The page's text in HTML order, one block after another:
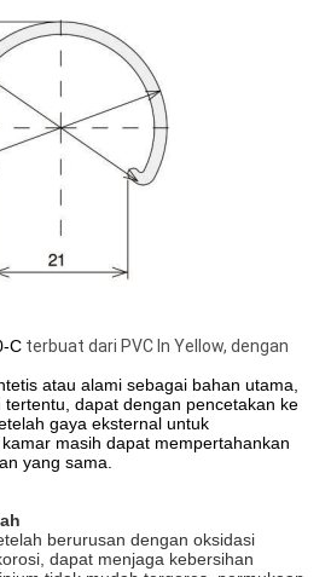
Cterbuat dari PVC In Yellow, dengan
atau alami sebagai bahan utama,
dapat dengan pencetakan ke
gaya eksternal untuk
masih dapat mempertahankan
yang sama.
berurusan dengan oksidasi
dapat menjaga kebersihan